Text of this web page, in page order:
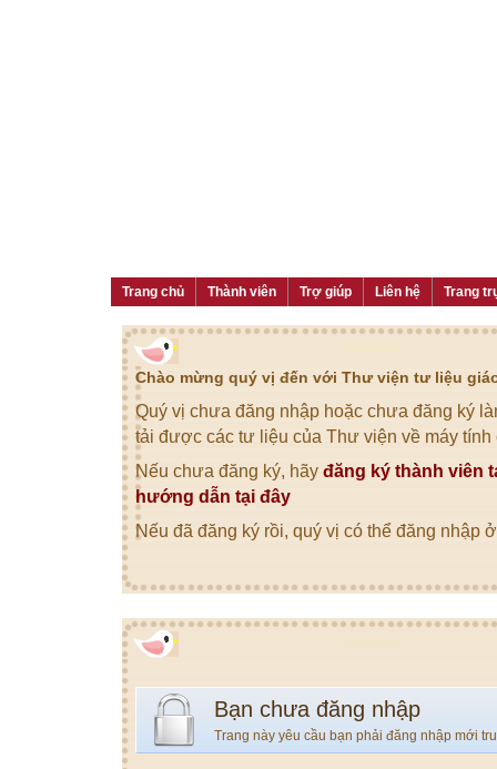
Trang chủ Thành viên Trợ giúp Liên hệ Trang
Chào mừng quý vị đến với Thư viện tư liệu
Quý vị chưa đăng nhập hoặc chưa đăng ký
tải được các tư liệu của Thư viện về máy tính
Nếu chưa đăng ký, hãy đăng ký thành viên
hướng dẫn tại đây
Nếu đã đăng ký rồi, quý vị có thể đăng nhập
Bạn chưa đăng nhập
Trang này yêu cầu bạn phải đăng nhập mới